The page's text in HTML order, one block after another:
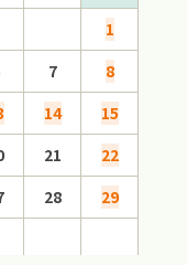
1
7
8
14
15
21
22
28
29